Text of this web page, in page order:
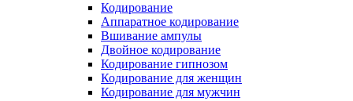
Кодирование
Аппаратное кодирование
Вшивание ампулы
Двойное кодирование
Кодирование гипнозом
Кодирование для женщин
Кодирование для мужчин